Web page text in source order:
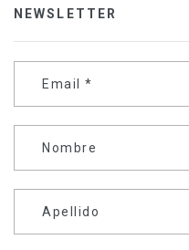
NEWSLETTER
Email *
Nombre
Apellido